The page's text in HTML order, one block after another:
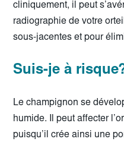
cliniquement, il peut
radiographie de votre
sous-jacentes et pour
Suis-je à
Le champignon se
humide. Il peut affecter
puisqu’il crée ainsi une